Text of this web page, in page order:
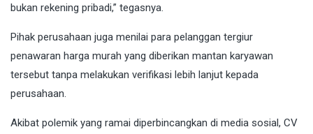
bukan rekening pribadi,” tegasnya.
Pihak perusahaan juga menilai para pelanggan tergiur
penawaran harga murah yang diberikan mantan karyawan
tersebut tanpa melakukan verifikasi lebih lanjut kepada
perusahaan.
Akibat polemik yang ramai diperbincangkan di media sosial, CV